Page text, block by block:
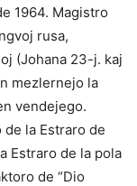
1964. Magistro
rusa,
(Johana 23-j. kaj
mezlernejo la
vendejego.
de la Estraro de
Estraro de la pola
de “Dio